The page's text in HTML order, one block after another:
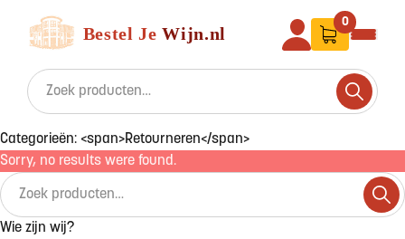
Search for:
Search
0
Categorieën: <span>Retourneren</span>
Sorry, no results were found.
Search for:
Wie zijn wij?